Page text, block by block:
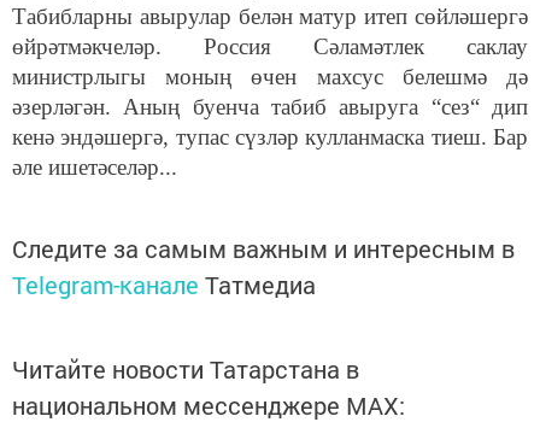
Табибларны авырулар белән матур итеп сөйләшергә
өйрәтмәкчеләр. Россия Сәламәтлек саклау
министрлыгы моның өчен махсус белешмә дә
әзерләгән. Аның буенча табиб авыруга “сез“ дип
кенә эндәшергә, тупас сүзләр кулланмаска тиеш. Бар
әле ишетәселәр...
Следите за самым важным и интересным в
Telegram-канале Татмедиа
Читайте новости Татарстана в
национальном мессенджере MАХ: